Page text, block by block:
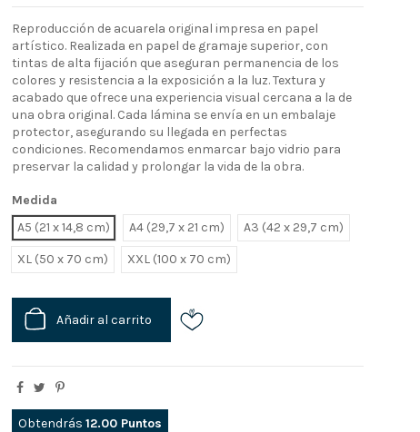
Reproducción de acuarela original impresa en papel
artístico. Realizada en papel de gramaje superior, con
tintas de alta fijación que aseguran permanencia de los
colores y resistencia a la exposición a la luz. Textura y
acabado que ofrece una experiencia visual cercana a la de
una obra original. Cada lámina se envía en un embalaje
protector, asegurando su llegada en perfectas
condiciones. Recomendamos enmarcar bajo vidrio para
preservar la calidad y prolongar la vida de la obra.
Medida
A5 (21 x 14,8 cm)
A4 (29,7 x 21 cm) A3 (42 x 29,7 cm)
XL XXL
Añadir al carrito
Obtendrás12.00 Puntos